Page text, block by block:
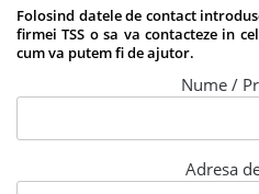
Folosind datele de contact
firmei TSS o sa va contacteze in
cum va putem fi de ajutor.
Nume /
Adresa